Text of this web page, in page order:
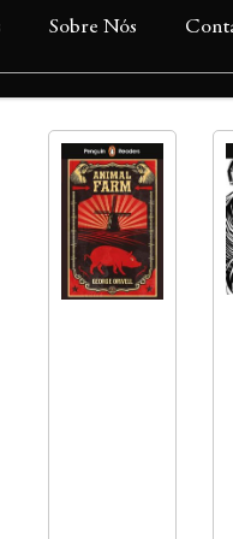
Sobre Nós